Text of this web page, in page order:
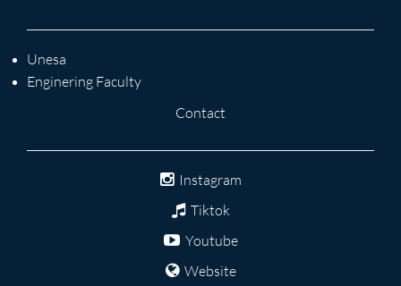
Unesa
Enginering Faculty
Contact
Instagram
Tiktok
Youtube
Website